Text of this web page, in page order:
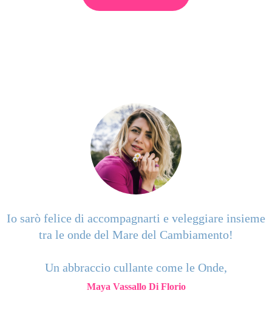
Io sarò felice di accompagnarti e veleggiare insieme
tra le onde del Mare del Cambiamento!
Un abbraccio cullante come le Onde,
Maya Vassallo Di Florio